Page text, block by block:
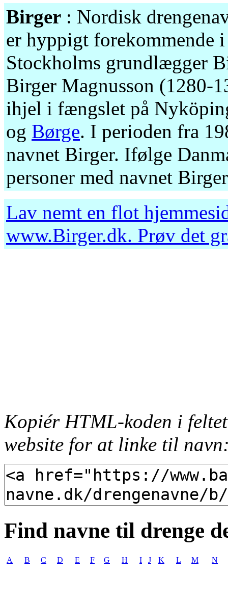
Birger : Nordisk
er hyppigt forekommende
Stockholms grundlægger
Birger Magnusson (1280-
ihjel i fængslet på
og Børge. I perioden fra
navnet Birger. Ifølge
personer med navnet
Lav nemt en flot
www.Birger.dk. Prøv det
Kopiér HTML-koden i
website for at linke til
Find navne til drenge
A B C D E F G H I J K L M N